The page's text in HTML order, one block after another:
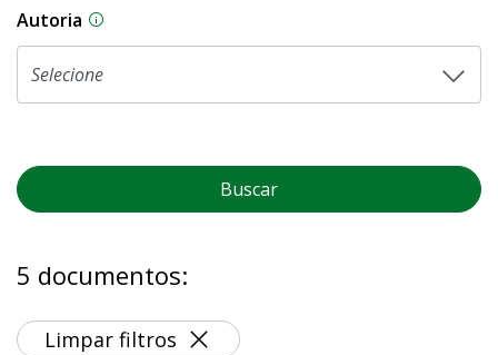
Autoria As proposições legislativas na CLDF podem
Buscar
5 documentos:
Limpar filtros